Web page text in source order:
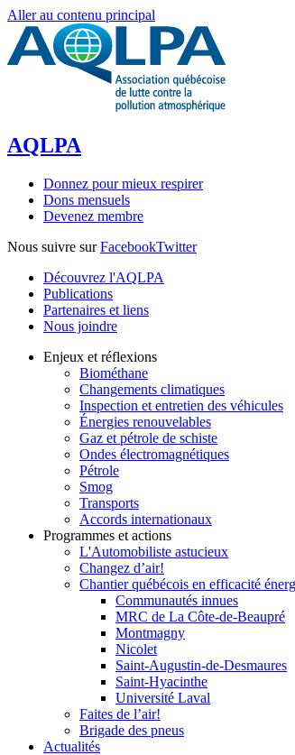
Aller au contenu principal
AQLPA
Donnez pour mieux respirer
Dons mensuels
Devenez membre
Nous suivre surFacebookTwitter
Découvrez l'AQLPA
Publications
Partenaires et liens
Nous joindre
Enjeux et réflexions
Biométhane
Changements climatiques
Inspection et entretien des véhicules
Énergies renouvelables
Gaz et pétrole de schiste
Ondes électromagnétiques
Pétrole
Smog
Transports
Accords internationaux
Programmes et actions
L'Automobiliste astucieux
Changez d’air!
Chantier québécois en efficacité
Communautés innues
MRC de La Côte-de-Beaupré
Montmagny
Nicolet
Saint-Augustin-de-Desmaures
Saint-Hyacinthe
Université Laval
Faites de l’air!
Brigade des pneus
Actualités